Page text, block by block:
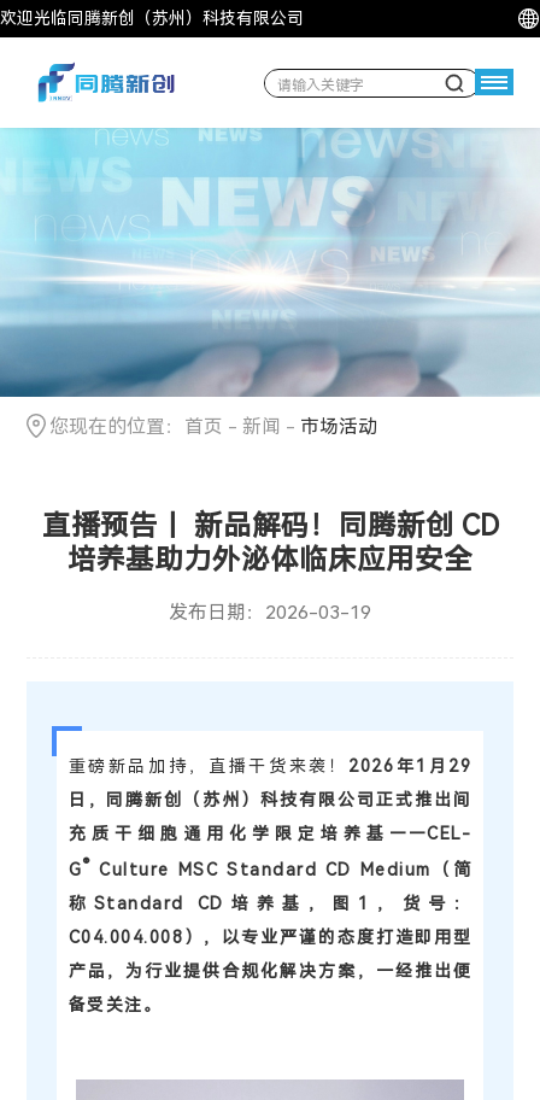
欢迎光临同腾新创（苏州）科技有限公司
您现在的位置： 首页 -新闻 - 市场活动
直播预告丨 新品解码！同腾新创 CD
培养基助力外泌体临床应用安全
发布日期：2026-03-19
重磅新品加持，直播干货来袭！ 2026年1月29
日，同腾新创（苏州）科技有限公司正式推出间
充质干细胞通用化学限定培养基——CEL-
G® Culture MSC Standard CD Medium（简
称Standard CD培养基，图1，货号：
C04.004.008），以专业严谨的态度打造即用型
产品，为行业提供合规化解决方案，一经推出便
备受关注。